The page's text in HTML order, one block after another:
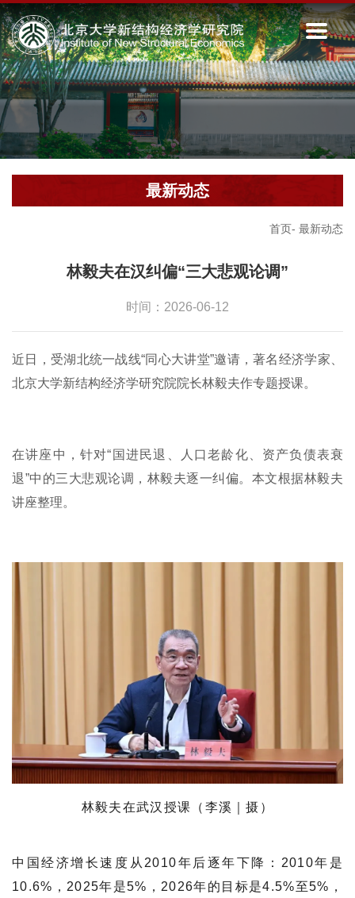
首页- 最新动态
最新动态
林毅夫在汉纠偏“三大悲观论调”
时间：2026-06-12
近日，受湖北统一战线“同心大讲堂”邀请，著名经济学家、
北京大学新结构经济学研究院院长林毅夫作专题授课。
在讲座中，针对“国进民退、人口老龄化、资产负债表衰
退”中的三大悲观论调，林毅夫逐一纠偏。本文根据林毅夫
讲座整理。
林毅夫在武汉授课（李溪｜摄）
中国经济增长速度从2010年后逐年下降：2010年是
10.6%，2025年是5%，2026年的目标是4.5%至5%，